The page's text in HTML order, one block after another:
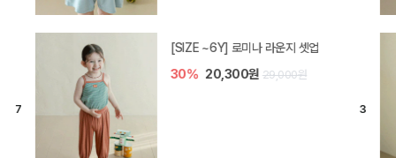
[SIZE ~6Y] 로미나 라운지 셋업
30% 20,300원 29,000원